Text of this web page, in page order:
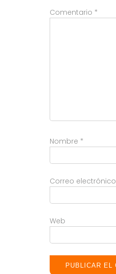
Comentario *
Nombre *
Correo electrónico
Web